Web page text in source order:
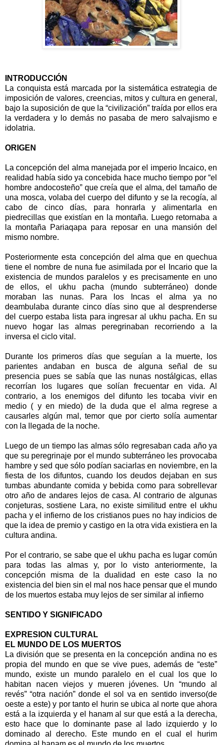
INTRODUCCIÓN
La conquista está marcada por la sistemática estrategia de
imposición de valores, creencias, mitos y cultura en general,
bajo la suposición de que la “civilización” traída por ellos era
la verdadera y lo demás no pasaba de mero salvajismo e
idolatria.
ORIGEN
La concepción del alma manejada por el imperio Incaico, en
realidad había sido ya concebida hace mucho tiempo por “el
hombre andocosteño” que creía que el alma, del tamaño de
una mosca, volaba del cuerpo del difunto y se la recogía, al
cabo de cinco días, para honrarla y alimentarla en
piedrecillas que existían en la montaña. Luego retornaba a
la montaña Pariaqapa para reposar en una mansión del
mismo nombre.
Posteriormente esta concepción del alma que en quechua
tiene el nombre de nuna fue asimilada por el Incario que la
existencia de mundos paralelos y es precisamente en uno
de ellos, el ukhu pacha (mundo subterráneo) donde
moraban las nunas. Para los Incas el alma ya no
deambulaba durante cinco días sino que al desprenderse
del cuerpo estaba lista para ingresar al ukhu pacha. En su
nuevo hogar las almas peregrinaban recorriendo a la
inversa el ciclo vital.
Durante los primeros días que seguían a la muerte, los
parientes andaban en busca de alguna señal de su
presencia pues se sabía que las nunas nostálgicas, ellas
recorrían los lugares que solían frecuentar en vida. Al
contrario, a los enemigos del difunto les tocaba vivir en
medio ( y en miedo) de la duda que el alma regrese a
causarles algún mal, temor que por cierto solía aumentar
con la llegada de la noche.
Luego de un tiempo las almas sólo regresaban cada año ya
que su peregrinaje por el mundo subterráneo les provocaba
hambre y sed que sólo podían saciarlas en noviembre, en la
fiesta de los difuntos, cuando los deudos dejaban en sus
tumbas abundante comida y bebida como para sobrellevar
otro año de andares lejos de casa. Al contrario de algunas
conjeturas, sostiene Lara, no existe similitud entre el ukhu
pacha y el infierno de los cristianos pues no hay indicios de
que la idea de premio y castigo en la otra vida existiera en la
cultura andina.
Por el contrario, se sabe que el ukhu pacha es lugar común
para todas las almas y, por lo visto anteriormente, la
concepción misma de la dualidad en este caso la no
existencia del bien sin el mal nos hace pensar que el mundo
de los muertos estaba muy lejos de ser similar al infierno
SENTIDO Y SIGNIFICADO
EXPRESION CULTURAL
EL MUNDO DE LOS MUERTOS
La división que se presenta en la concepción andina no es
propia del mundo en que se vive pues, además de “este”
mundo, existe un mundo paralelo en el cual los que lo
habitan nacen viejos y mueren jóvenes. Un “mundo al
revés” “otra nación” donde el sol va en sentido inverso(de
oeste a este) y por tanto el hurin se ubica al norte que ahora
está a la izquierda y el hanam al sur que está a la derecha,
esto hace que lo dominante pase al lado izquierdo y lo
dominado al derecho. Este mundo en el cual el hurim